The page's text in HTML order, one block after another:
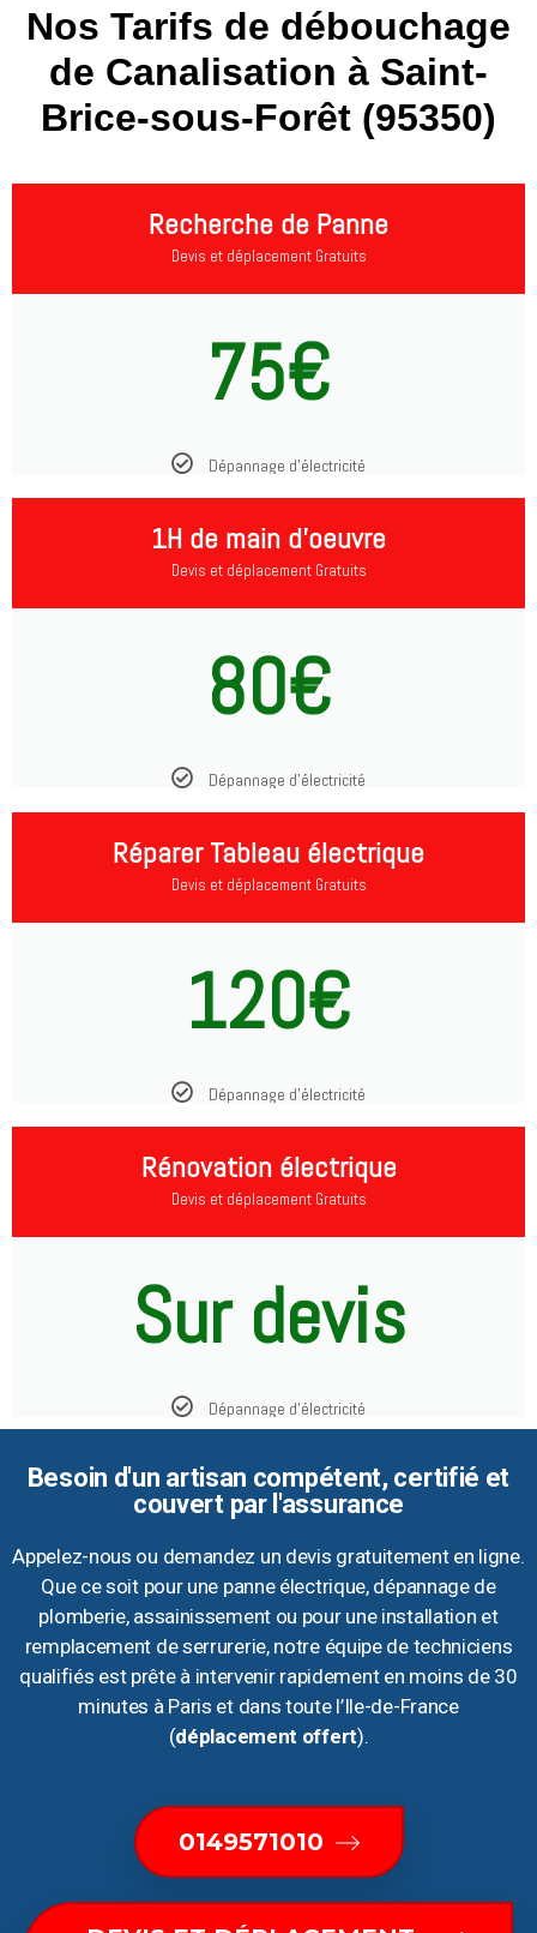
Nos Tarifs de débouchage
de Canalisation à Saint-
Brice-sous-Forêt (95350)
Recherche de Panne
Devis et déplacement Gratuits
75€
Dépannage d'électricité
1H de main d'oeuvre
Devis et déplacement Gratuits
80€
Dépannage d'électricité
Réparer Tableau électrique
Devis et déplacement Gratuits
120€
Dépannage d'électricité
Rénovation électrique
Devis et déplacement Gratuits
Sur devis
Dépannage d'électricité
Besoin d'un artisan compétent, certifié et
couvert par l'assurance
Appelez-nous ou demandez un devis gratuitement en ligne.
Que ce soit pour une panne électrique, dépannage de
plomberie, assainissement ou pour une installation et
remplacement de serrurerie, notre équipe de techniciens
qualifiés est prête à intervenir rapidement en moins de 30
minutes à Paris et dans toute l’Ile-de-France
(déplacement offert).
0149571010